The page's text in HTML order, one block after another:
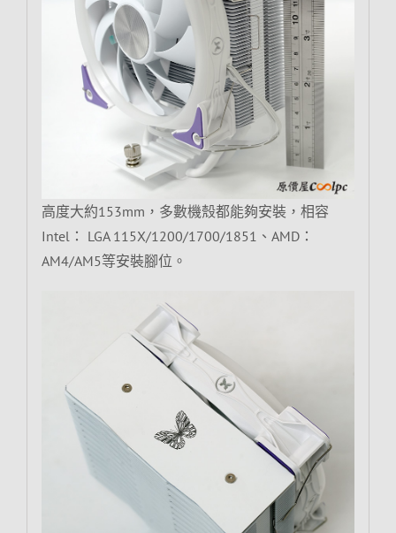
高度大約153mm，多數機殼都能夠安裝，相容
Intel： LGA 115X/1200/1700/1851、AMD：
AM4/AM5等安裝腳位。